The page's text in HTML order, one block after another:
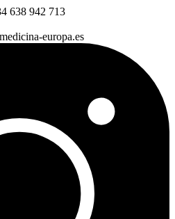
638 942 713
europa.es